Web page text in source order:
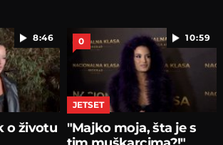
8:46
o životu
10:59
0
JETSET
"Majko moja, šta je s